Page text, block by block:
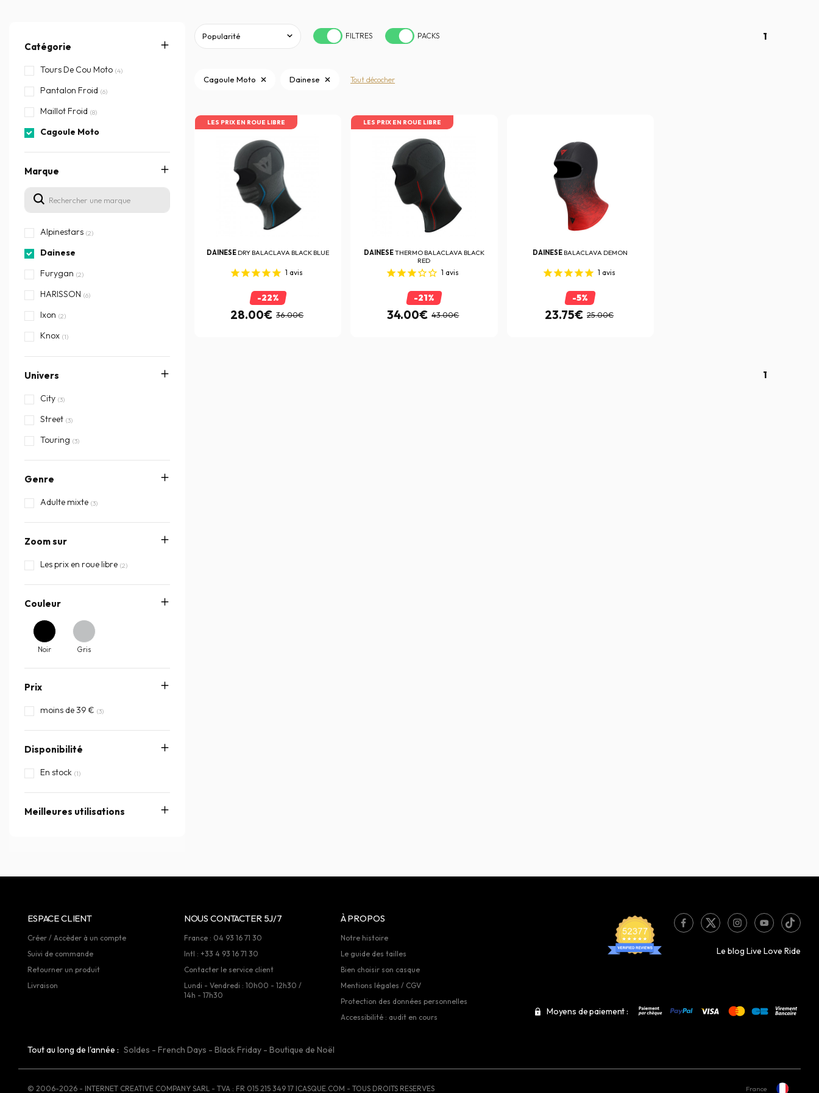
Catégorie
Tours De Cou Moto (4)
Pantalon Froid (6)
Maillot Froid (8)
Cagoule Moto
Marque
Alpinestars (2)
Dainese
Furygan (2)
HARISSON (6)
Ixon (2)
Knox (1)
Zanheadgear (1)
Univers
City (3)
Street (3)
Touring (3)
Genre
Adulte mixte (3)
Zoom sur
Les prix en roue libre (2)
Couleur
Noir Gris
Prix
moins de 39 € (3)
Disponibilité
En stock (1)
Meilleures utilisations
FILTRES PACKS 1
Cagoule Moto Dainese Tout décocher
LES PRIX EN ROUE LIBRE
DAINESE DRY BALACLAVA BLACK BLUE
1 avis
-22%
28.00€ 36.00€
LES PRIX EN ROUE LIBRE
DAINESETHERMO BALACLAVA BLACK
RED
1 avis
-21%
34.00€ 43.00€
DAINESE BALACLAVA DEMON
1 avis
-5%
23.75€ 25.00€
1
ESPACE CLIENT
Créer / Accèder à un compte
Suivi de commande
Retourner un produit
Livraison
NOUS CONTACTER 5J/7
France : 04 93 16 71 30
Intl : +33 4 93 16 71 30
Contacter le service client
Lundi - Vendredi : 10h00 - 12h30 /
14h - 17h30
À PROPOS
Notre histoire
Le guide des tailles
Bien choisir son casque
Mentions légales / CGV
Protection des données personnelles
Accessibilité : audit en cours
Le blog Live Love Ride
Moyens de paiement :
Tout au long de l'année : Soldes - French Days - Black Friday - Boutique de Noël
© 2006-2026 - INTERNET CREATIVE COMPANY SARL - TVA : FR 015 215 349 17 ICASQUE.COM - TOUS DROITS RESERVES France